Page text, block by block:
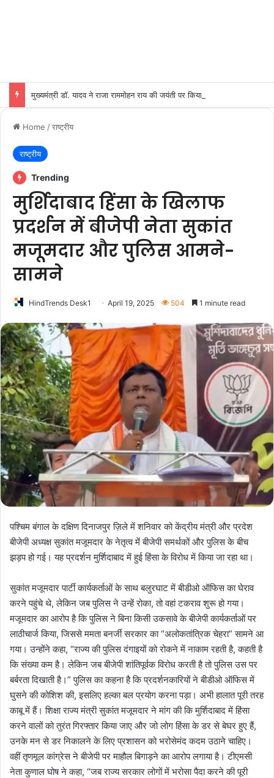
मुख्यमंत्री डॉ. यादव ने राजा राममोहन राय की जयंती पर किया नमन
Home /राष्ट्रीय
राष्ट्रीय
Trending
मुर्शिदाबाद हिंसा के खिलाफ
प्रदर्शन में बीजेपी नेता सुकांत
मजूमदार और पुलिस आमने-
सामने
HindTrends Desk1 April 19, 2025 504 1 minute read
पश्चिम बंगाल के दक्षिण दिनाजपुर ज़िले में शनिवार को केंद्रीय मंत्री और प्रदेश
बीजेपी अध्यक्ष सुकांत मजूमदार के नेतृत्व में बीजेपी समर्थकों और पुलिस के बीच
झड़प हो गई। यह प्रदर्शन मुर्शिदाबाद में हुई हिंसा के विरोध में किया जा रहा था।
सुकांत मजूमदार पार्टी कार्यकर्ताओं के साथ बलुरघाट में बीडीओ ऑफिस का घेराव
करने पहुंचे थे, लेकिन जब पुलिस ने उन्हें रोका, तो वहां टकराव शुरू हो गया।
मजूमदार का आरोप है कि पुलिस ने बिना किसी उकसावे के बीजेपी कार्यकर्ताओं पर
लाठीचार्ज किया, जिससे ममता बनर्जी सरकार का “अलोकतांत्रिक चेहरा” सामने आ
गया। उन्होंने कहा, “राज्य की पुलिस दंगाइयों को रोकने में नाकाम रहती है, कहती है
कि संख्या कम है। लेकिन जब बीजेपी शांतिपूर्वक विरोध करती है तो पुलिस उस पर
बर्बरता दिखाती है।” पुलिस का कहना है कि प्रदर्शनकारियों ने बीडीओ ऑफिस में
घुसने की कोशिश की, इसलिए हल्का बल प्रयोग करना पड़ा। अभी हालात पूरी तरह
काबू में हैं। शिक्षा राज्य मंत्री सुकांत मजूमदार ने मांग की कि मुर्शिदाबाद में हिंसा
करने वालों को तुरंत गिरफ्तार किया जाए और जो लोग हिंसा के डर से बेघर हुए हैं,
उनके मन से डर निकालने के लिए प्रशासन को भरोसेमंद कदम उठाने चाहिए।
वहीं तृणमूल कांग्रेस ने बीजेपी पर माहौल बिगाड़ने का आरोप लगाया है। टीएमसी
नेता कुणाल घोष ने कहा, “जब राज्य सरकार लोगों में भरोसा पैदा करने की पूरी